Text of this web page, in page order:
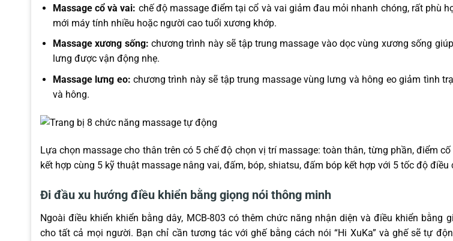
Massage cổ và vai: chế độ massage điểm tại cổ và vai giảm đau mỏi nhanh chóng, rất phù
mới máy tính nhiều hoặc người cao tuổi xương khớp.
Massage xương sống: chương trình này sẽ tập trung massage vào dọc vùng xương sống
lưng được vận động nhẹ.
Massage lưng eo:chương trình này sẽ tập trung massage vùng lưng và hông eo giảm tình
và hông.
Lựa chọn massage cho thân trên có 5 chế độ chọn vị trí massage: toàn thân, từng phần, điểm
kết hợp cùng 5 kỹ thuật massage nâng vai, đấm, bóp, shiatsu, đấm bóp kết hợp với 5 tốc độ điều
Đi đầu xu hướng điều khiển bằng giọng nói thông minh
Ngoài điều khiển khiển bằng dây, MCB-803 có thêm chức năng nhận diện và điều khiển bằng
cho tất cả mọi người. Bạn chỉ cần tương tác với ghế bằng cách nói “Hi XuKa” và ghế sẽ tự